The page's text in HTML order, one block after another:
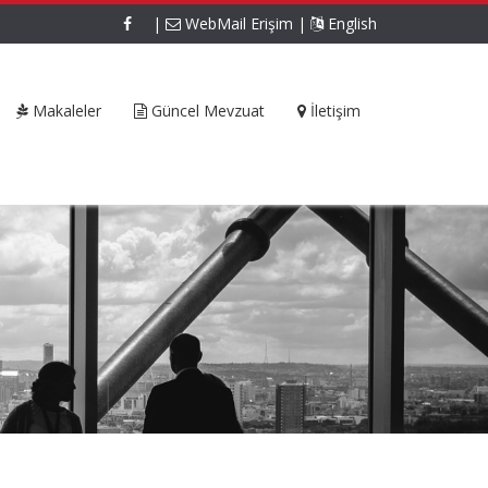
| WebMail Erişim | English
Makaleler Güncel Mevzuat İletişim